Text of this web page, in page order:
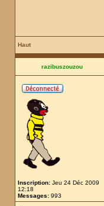
Haut
razibuszouzou
Inscription: Jeu 24 Déc 2009
12:18
Messages: 993